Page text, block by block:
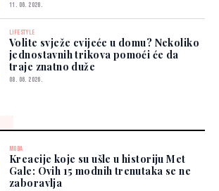
11. 06. 2026.
LIFESTYLE
Volite svježe cvijeće u domu? Nekoliko
jednostavnih trikova pomoći će da
traje znatno duže
08. 06. 2026.
MODA
Kreacije koje su ušle u historiju Met
Gale: Ovih 15 modnih trenutaka se ne
zaboravlja